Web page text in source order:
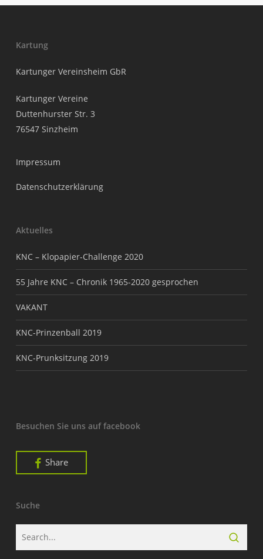
Kartung
Kartunger Vereinsheim GbR
Kartunger Vereine
Duttenhurster Str. 3
76547 Sinzheim
Impressum
Datenschutzerklärung
Aktuelles
KNC – Klopapier-Challenge 2020
55 Jahre KNC – Chronik 1965-2020 gesprochen
VAKANT
KNC-Prinzenball 2019
KNC-Prunksitzung 2019
Besuchen Sie uns auf facebook
Share
Suche